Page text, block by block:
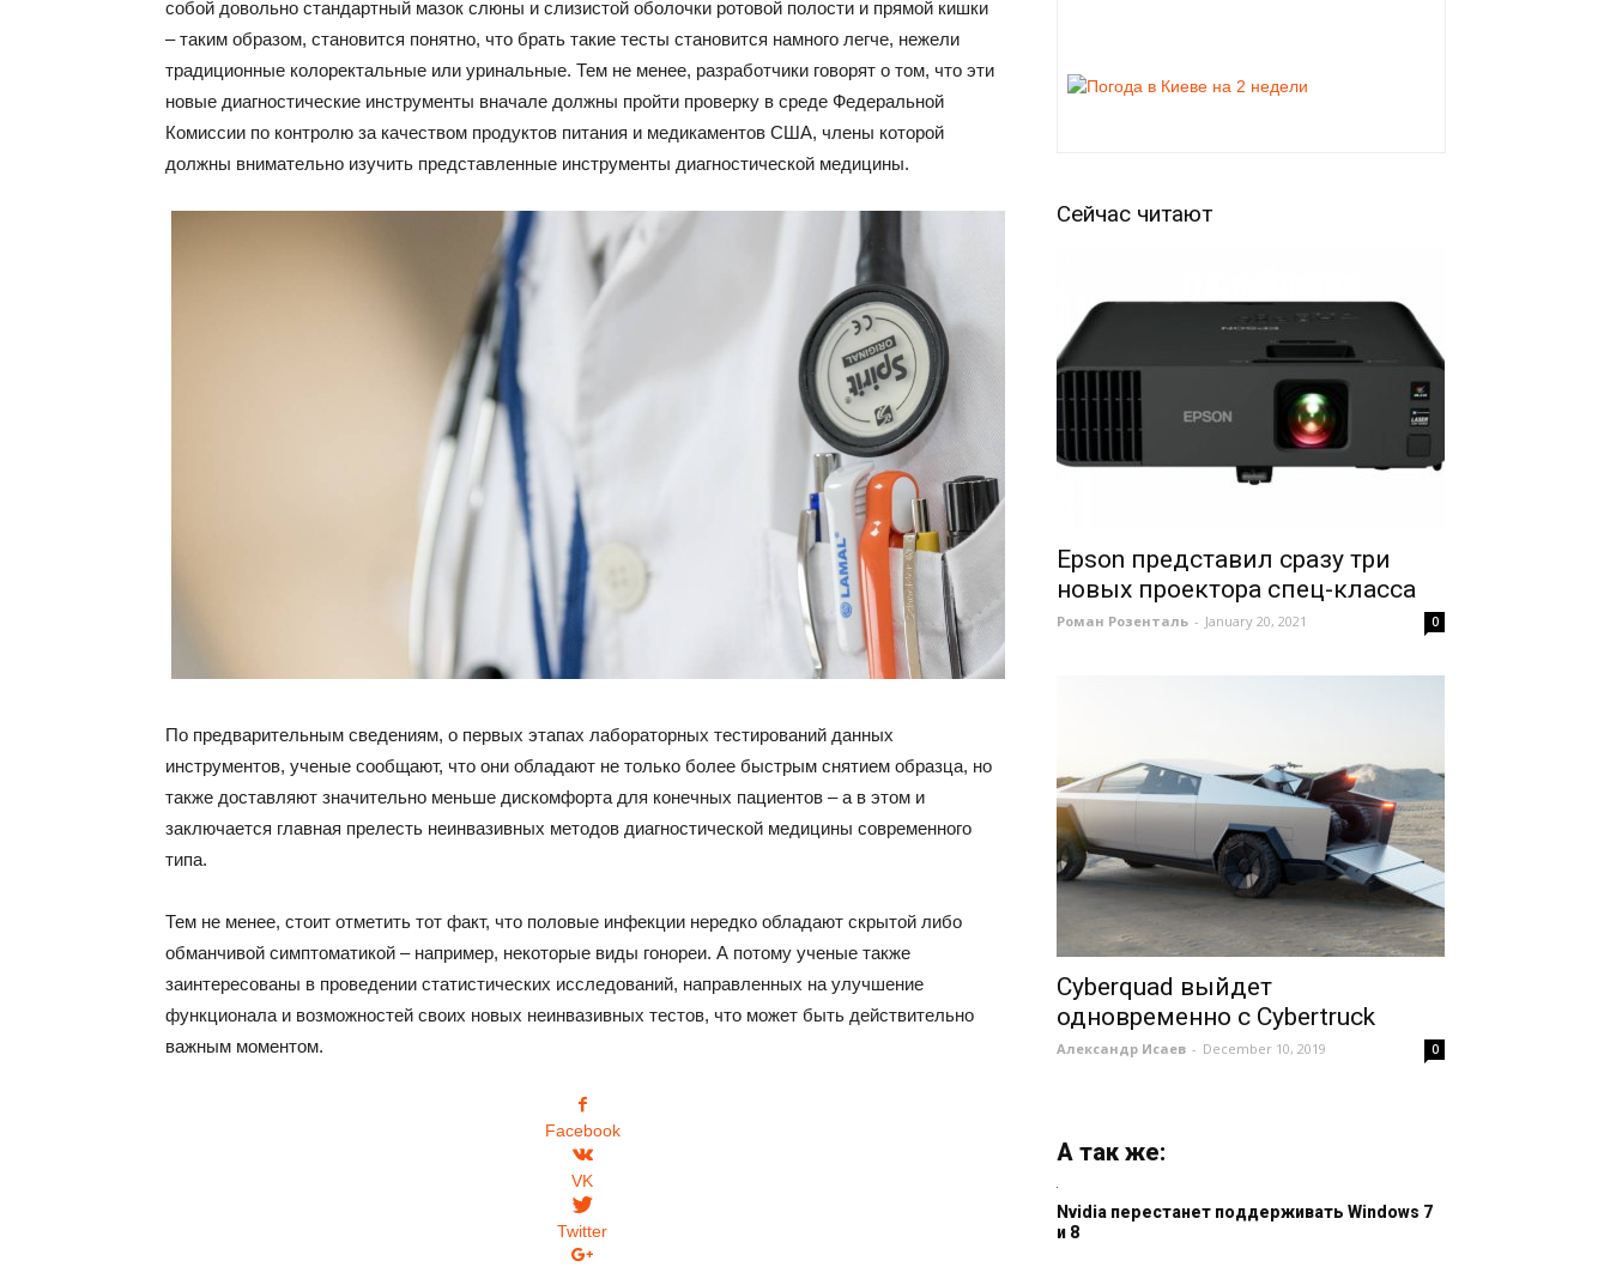
собой довольно стандартный мазок слюны и слизистой оболочки ротовой полости и прямой кишки
– таким образом, становится понятно, что брать такие тесты становится намного легче, нежели
традиционные колоректальные или уринальные. Тем не менее, разработчики говорят о том, что эти
новые диагностические инструменты вначале должны пройти проверку в среде Федеральной
Комиссии по контролю за качеством продуктов питания и медикаментов США, члены которой
должны внимательно изучить представленные инструменты диагностической медицины.
По предварительным сведениям, о первых этапах лабораторных тестирований данных
инструментов, ученые сообщают, что они обладают не только более быстрым снятием образца, но
также доставляют значительно меньше дискомфорта для конечных пациентов – а в этом и
заключается главная прелесть неинвазивных методов диагностической медицины современного
типа.
Тем не менее, стоит отметить тот факт, что половые инфекции нередко обладают скрытой либо
обманчивой симптоматикой – например, некоторые виды гонореи. А потому ученые также
заинтересованы в проведении статистических исследований, направленных на улучшение
функционала и возможностей своих новых неинвазивных тестов, что может быть действительно
важным моментом.
Facebook
VK
Twitter
Сейчас читают
Epson представил сразу три
новых проектора спец-класса
Роман Розенталь - January 20, 2021 0
Cyberquad выйдет
одновременно с Cybertruck
Александр Исаев - December 10, 2019 0
А так же:
Nvidia перестанет поддерживать Windows 7
и 8